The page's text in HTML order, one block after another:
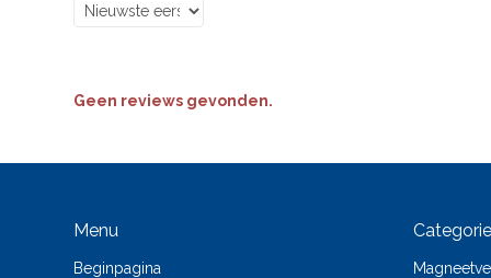
Geen reviews gevonden.
Menu
Beginpagina